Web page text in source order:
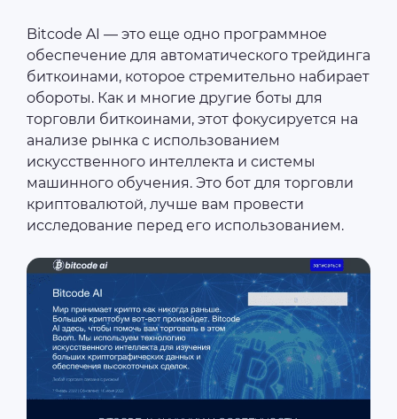
Bitcode AI — это еще одно программное
обеспечение для автоматического трейдинга
биткоинами, которое стремительно набирает
обороты. Как и многие другие боты для
торговли биткоинами, этот фокусируется на
анализе рынка с использованием
искусственного интеллекта и системы
машинного обучения. Это бот для торговли
криптовалютой, лучше вам провести
исследование перед его использованием.